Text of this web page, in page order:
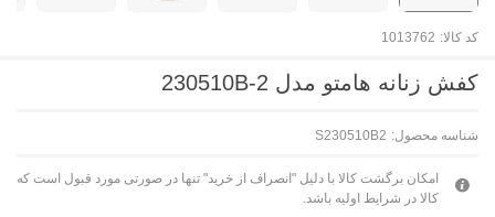
کد کالا: 1013762
کفش زنانه هامتو مدل 230510B-2
شناسه محصول: S230510B2
امکان برگشت کالا با دلیل "انصراف از خرید" تنها در صورتی مورد قبول است که
کالا در شرایط اولیه باشد.